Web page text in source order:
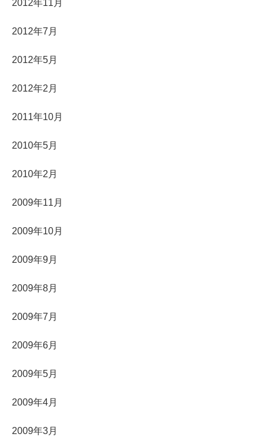
2012年11月
2012年7月
2012年5月
2012年2月
2011年10月
2010年5月
2010年2月
2009年11月
2009年10月
2009年9月
2009年8月
2009年7月
2009年6月
2009年5月
2009年4月
2009年3月